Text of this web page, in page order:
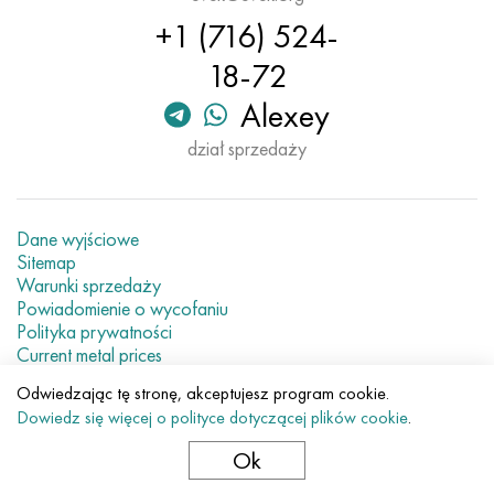
+1 (716) 524-
18-72
Alexey
dział sprzedaży
Dane wyjściowe
Sitemap
Warunki sprzedaży
Powiadomienie o wycofaniu
Polityka prywatności
Current metal prices
© 2007–2026 «Evek GmbH»
Korzystanie z zawartości strony internetowej bez
bezpośredniego odniesienia jest zabronione.
Odwiedzając tę stronę, akceptujesz program cookie.
Dowiedz się więcej o polityce dotyczącej plików cookie.
Ok
Udimet 500
Udimet 720
45HN2MFA, k2425, 45hnmf